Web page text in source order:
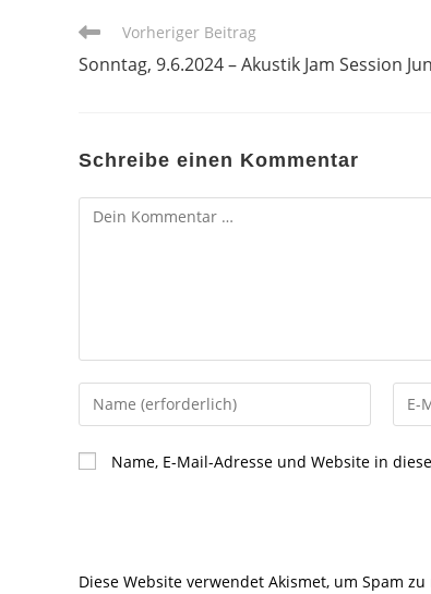
Weitere
ansehen
Vorheriger Beitrag
Sonntag, 9.6.2024 – Akustik Jam Session
Schreibe einen Kommentar
Kommentar
Gib
deinen
Namen
oder
ein
Gib
ein
Name, E-Mail-Adresse und Website in
Diese Website verwendet Akismet, um Spam